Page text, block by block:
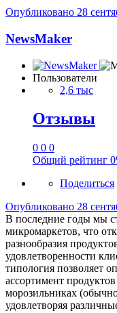
Опубликовано 28
NewsMaker
Пользователи
2,6 тыс
Отзывы
0 0 0
Общий рейтинг
Поделиться
Опубликовано 28
В последние годы мы
микромаркетов, что
разнообразия
удовлетворенности
типология позволяет
ассортимент
морозильниках
удовлетворяя